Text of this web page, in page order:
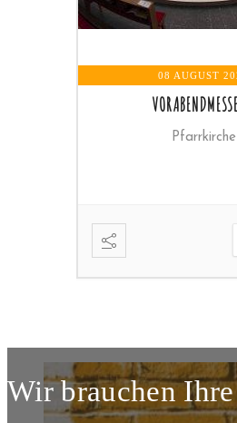
DETAILS
Wir brauchen